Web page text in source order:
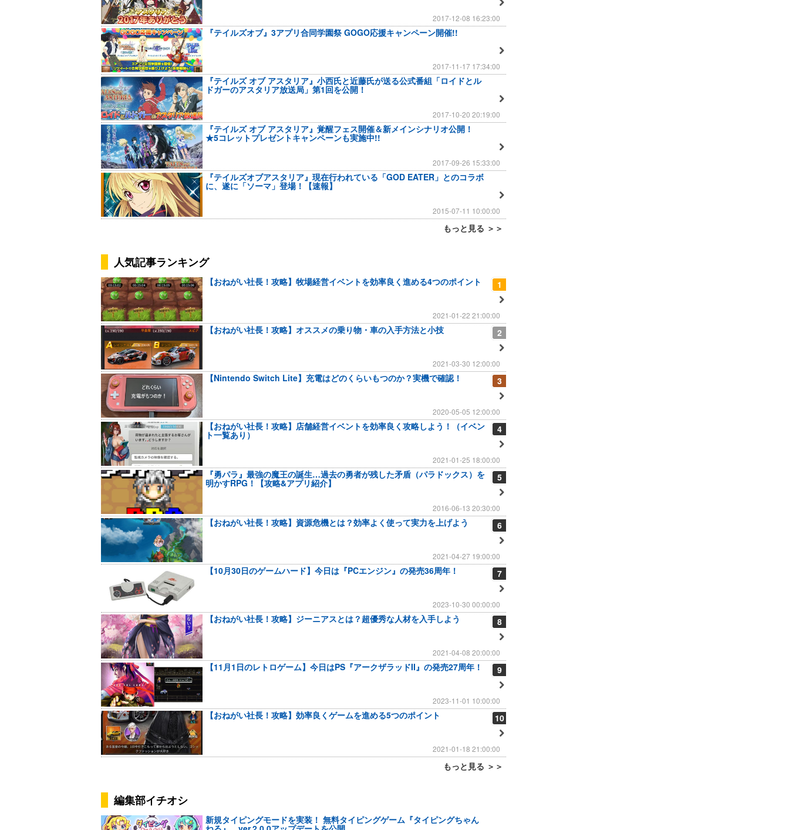
2017-12-08 16:23:00
『テイルズオブ』3アプリ合同学園祭 GOGO応援キャンペーン開催!!
2017-11-17 17:34:00
『テイルズ オブ アスタリア』小西氏と近藤氏が送る公式番組「ロイドとル
ドガーのアスタリア放送局」第1回を公開！
2017-10-20 20:19:00
『テイルズ オブ アスタリア』覚醒フェス開催＆新メインシナリオ公開！
★5コレットプレゼントキャンペーンも実施中!!
2017-09-26 15:33:00
『テイルズオブアスタリア』現在行われている「GOD EATER」とのコラボ
に、遂に「ソーマ」登場！【速報】
2015-07-11 10:00:00
もっと見る ＞＞
人気記事ランキング
1
【おねがい社長！攻略】牧場経営イベントを効率良く進める4つのポイント
2021-01-22 21:00:00
2
【おねがい社長！攻略】オススメの乗り物・車の入手方法と小技
2021-03-30 12:00:00
3
【Nintendo Switch Lite】充電はどのくらいもつのか？実機で確認！
2020-05-05 12:00:00
4
【おねがい社長！攻略】店舗経営イベントを効率良く攻略しよう！（イベン
ト一覧あり）
2021-01-25 18:00:00
5
『勇パラ』最強の魔王の誕生…過去の勇者が残した矛盾（パラドックス）を
明かすRPG！【攻略&アプリ紹介】
2016-06-13 20:30:00
6
【おねがい社長！攻略】資源危機とは？効率よく使って実力を上げよう
2021-04-27 19:00:00
7
【10月30日のゲームハード】今日は『PCエンジン』の発売36周年！
2023-10-30 00:00:00
8
【おねがい社長！攻略】ジーニアスとは？超優秀な人材を入手しよう
2021-04-08 20:00:00
9
【11月1日のレトロゲーム】今日はPS『アークザラッドII』の発売27周年！
2023-11-01 10:00:00
10
【おねがい社長！攻略】効率良くゲームを進める5つのポイント
2021-01-18 21:00:00
もっと見る ＞＞
編集部イチオシ
新規タイピングモードを実装！ 無料タイピングゲーム『タイピングちゃん